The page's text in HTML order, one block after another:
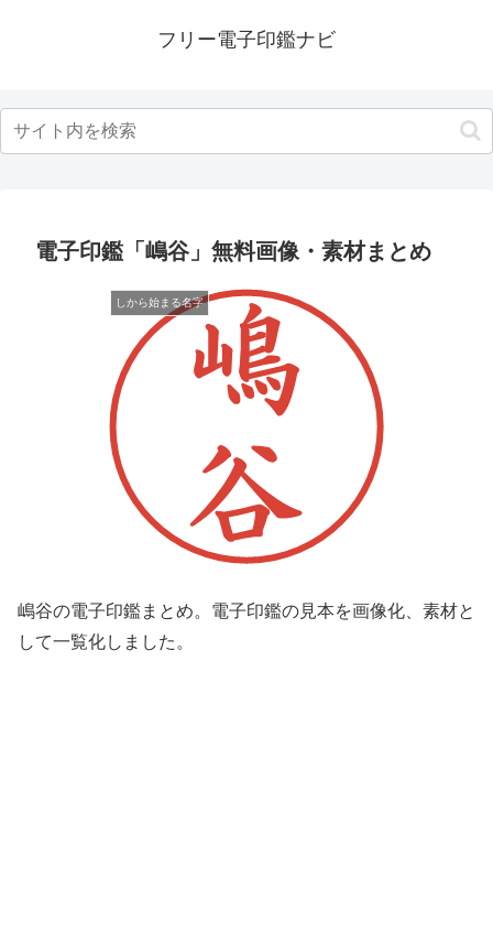
フリー電子印鑑ナビ
電子印鑑「嶋谷」無料画像・素材まとめ
しから始まる名字
嶋谷の電子印鑑まとめ。電子印鑑の見本を画像化、素材と
して一覧化しました。